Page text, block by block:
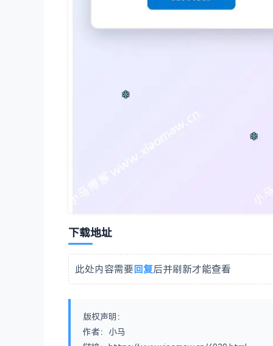
下载地址
此处内容需要回复后并刷新才能查看
版权声明：
作者：小马